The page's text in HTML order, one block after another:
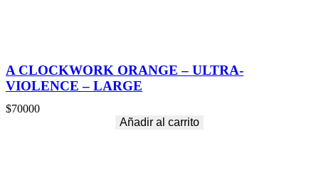
A CLOCKWORK ORANGE – ULTRA-
VIOLENCE – LARGE
$70000
Añadir al carrito